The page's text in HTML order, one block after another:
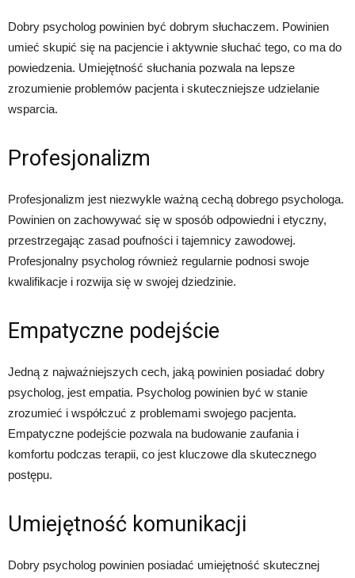
Dobry psycholog powinien być dobrym słuchaczem. Powinien
umieć skupić się na pacjencie i aktywnie słuchać tego, co ma do
powiedzenia. Umiejętność słuchania pozwala na lepsze
zrozumienie problemów pacjenta i skuteczniejsze udzielanie
wsparcia.
Profesjonalizm
Profesjonalizm jest niezwykle ważną cechą dobrego psychologa.
Powinien on zachowywać się w sposób odpowiedni i etyczny,
przestrzegając zasad poufności i tajemnicy zawodowej.
Profesjonalny psycholog również regularnie podnosi swoje
kwalifikacje i rozwija się w swojej dziedzinie.
Empatyczne podejście
Jedną z najważniejszych cech, jaką powinien posiadać dobry
psycholog, jest empatia. Psycholog powinien być w stanie
zrozumieć i współczuć z problemami swojego pacjenta.
Empatyczne podejście pozwala na budowanie zaufania i
komfortu podczas terapii, co jest kluczowe dla skutecznego
postępu.
Umiejętność komunikacji
Dobry psycholog powinien posiadać umiejętność skutecznej